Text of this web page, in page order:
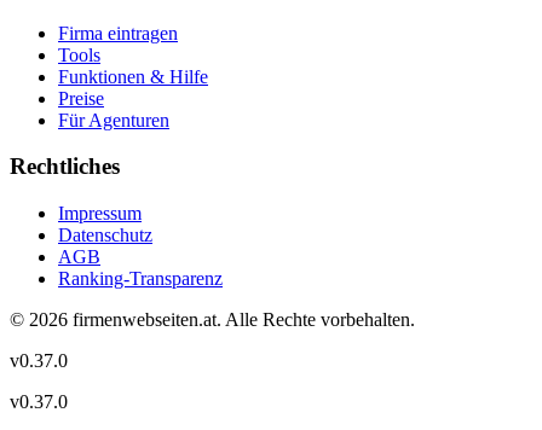
Firma eintragen
Tools
Funktionen & Hilfe
Preise
Für Agenturen
Rechtliches
Impressum
Datenschutz
AGB
Ranking-Transparenz
© 2026 firmenwebseiten.at. Alle Rechte vorbehalten.
v0.37.0
v0.37.0